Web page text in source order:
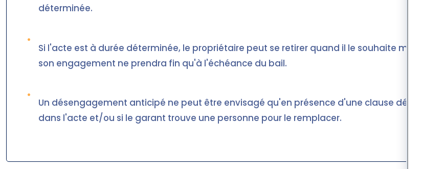
déterminée.
•
Si l'acte est à durée déterminée, le propriétaire peut se retirer quand il le souhaite mais
son engagement ne prendra fin qu'à l'échéance du bail.
•
Un désengagement anticipé ne peut être envisagé qu'en présence d'une clause dédiée
dans l'acte et/ou si le garant trouve une personne pour le remplacer.